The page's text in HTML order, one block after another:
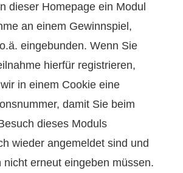
dieser Homepage ein Modul
an einem Gewinnspiel,
eingebunden. Wenn Sie
hierfür registrieren,
in einem Cookie eine
damit Sie beim
dieses Moduls
wieder angemeldet sind und
nicht erneut eingeben müssen.